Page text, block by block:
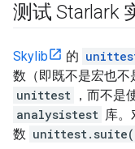
测试 Starlark
Skylib 的
数（即既不是宏也不
unittest ，而不是
analysistest 库
数